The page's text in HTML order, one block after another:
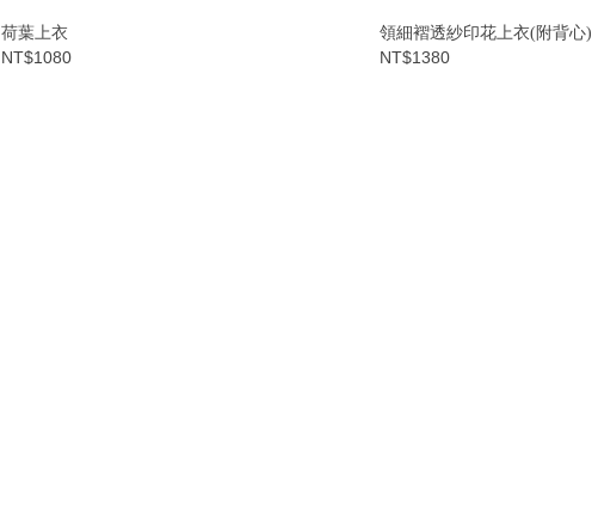
荷葉上衣
NT$1080
領細褶透紗印花上衣(附背心)
NT$1380